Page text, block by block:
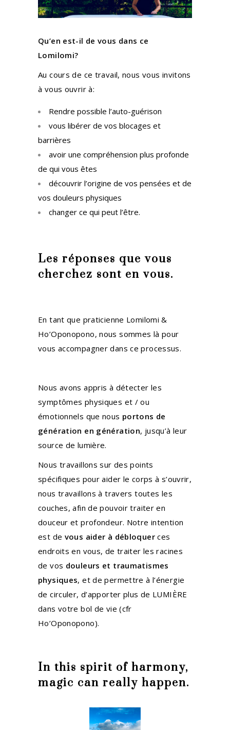
Qu’en est-il de vous dans ce
Lomilomi?
Au cours de ce travail, nous vous invitons
à vous ouvrir à:
Rendre possible l’auto-guérison
vous libérer de vos blocages et
barrières
avoir une compréhension plus profonde
de qui vous êtes
découvrir l’origine de vos pensées et de
vos douleurs physiques
changer ce qui peut l’être.
Les réponses que vous
cherchez sont en vous.
En tant que praticienne Lomilomi &
Ho’Oponopono, nous sommes là pour
vous accompagner dans ce processus.
Nous avons appris à détecter les
symptômes physiques et / ou
émotionnels que nous portons de
génération en génération, jusqu’à leur
source de lumière.
Nous travaillons sur des points
spécifiques pour aider le corps à s’ouvrir,
nous travaillons à travers toutes les
couches, afin de pouvoir traiter en
douceur et profondeur. Notre intention
est de vous aider à débloquerces
endroits en vous, de traiter les racines
de vos douleurs et traumatismes
physiques, et de permettre à l’énergie
de circuler, d’apporter plus de LUMIÈRE
dans votre bol de vie (cfr
Ho’Oponopono).
In this spirit of harmony,
magic can really happen.